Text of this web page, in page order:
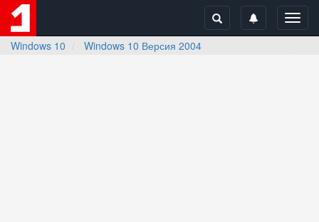
Windows 10
Windows 10 Версия 2004